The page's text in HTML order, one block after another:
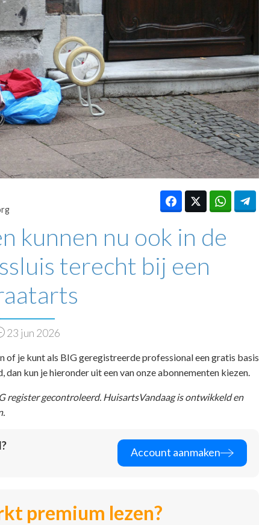
kunnen nu ook in de
terecht bij een
23 jun 2026
of je kunt als BIG geregistreerde professional een gratis basis
dan kun je hieronder uit een van onze abonnementen kiezen.
register gecontroleerd. HuisartsVandaag is ontwikkeld en
Account aanmaken
premium lezen?